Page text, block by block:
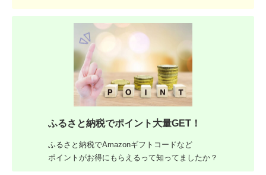
ふるさと納税でポイント大量GET！
ふるさと納税でAmazonギフトコードなど
ポイントがお得にもらえるって知ってましたか？